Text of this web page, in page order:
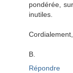
pondérée,
inutiles.
Cordialement,
B.
Répondre